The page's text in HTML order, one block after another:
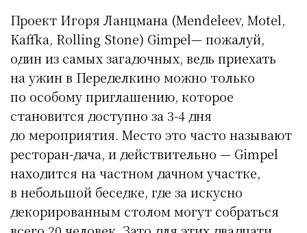
Проект Игоря Ланцмана (Mendeleev, Motel,
Kaffka, Rolling Stone) Gimpel— пожалуй,
один из самых загадочных, ведь приехать
на ужин в Переделкино можно только
по особому приглашению, которое
становится доступно за 3-4 дня
до мероприятия. Место это часто называют
ресторан-дача, и действительно — Gimpel
находится на частном дачном участке,
в небольшой беседке, где за искусно
декорированным столом могут собраться